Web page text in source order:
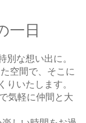
一日
別な想い出に。
空間で、そこに
りいたします。
気軽に仲間と大